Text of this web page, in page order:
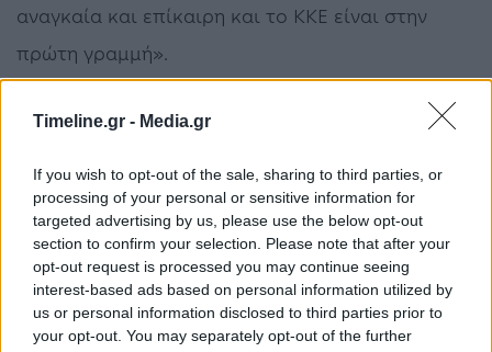
Timeline.gr - Media.gr
If you wish to opt-out of the sale, sharing to third parties, or
processing of your personal or sensitive information for
targeted advertising by us, please use the below opt-out
section to confirm your selection. Please note that after your
opt-out request is processed you may continue seeing
interest-based ads based on personal information utilized by
us or personal information disclosed to third parties prior to
your opt-out. You may separately opt-out of the further
αναγκαία και επίκαιρη και το ΚΚΕ είναι στην
πρώτη γραμμή».
ΠΡΟΗΓΟΎΜΕΝΟ ΆΡΘΡΟ
Κορωνοϊός: Μέτρα για
την σίτιση των
αδέσποτων ζώων παίρνει
ο δήμαρχος Χίου
ΕΠΌΜΕΝΟ ΆΡΘΡΟ
Κορωνοϊός: 2.000 άτομα
βρίσκονται
αποκλεισμένα στο
αεροδρόμιο της